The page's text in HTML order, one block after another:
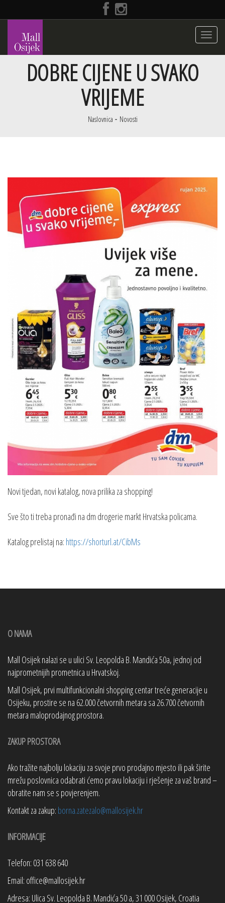
Toggle
DOBRE CIJENE U SVAKO
VRIJEME
Naslovnica Novosti
Novi tjedan, novi katalog, nova prilika za shopping!
Sve što ti treba pronađi na dm drogerie markt Hrvatska policama.
Katalog prelistaj na: https://shorturl.at/CibMs
O NAMA
Mall Osijek nalazi se u ulici Sv. Leopolda B. Mandića 50a, jednoj od
najprometnijih prometnica u Hrvatskoj.
Mall Osijek, prvi multifunkcionalni shopping centar treće generacije u
Osijeku, prostire se na 62.000 četvornih metara sa 26.700 četvornih
metara maloprodajnog prostora.
ZAKUP PROSTORA
Ako tražite najbolju lokaciju za svoje prvo prodajno mjesto ili pak širite
mrežu poslovnica odabrati ćemo pravu lokaciju i rješenje za vaš brand –
obratite nam se s povjerenjem.
Kontakt za zakup: borna.zatezalo@mallosijek.hr
INFORMACIJE
Telefon: 031 638 640
Email: office@mallosijek.hr
Adresa: Ulica Sv. Leopolda B. Mandića 50 a, 31 000 Osijek, Croatia